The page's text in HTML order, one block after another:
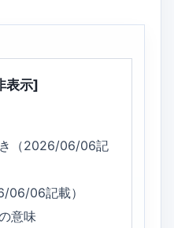
表示]
（2026/06/06記
06/06記載）
意味